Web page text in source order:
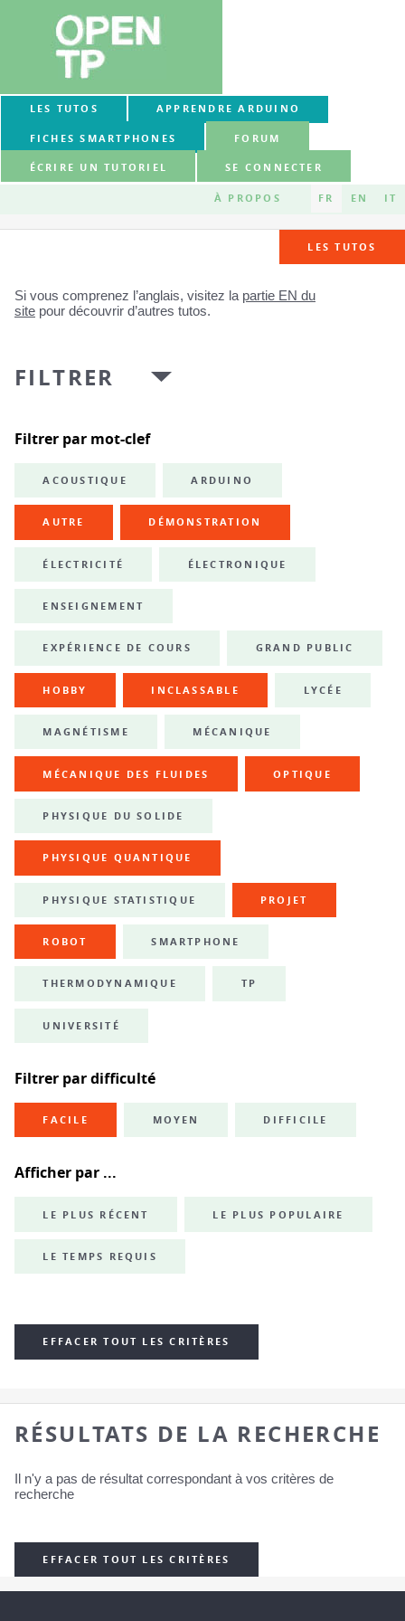
LES TUTOS APPRENDRE ARDUINO
FICHES SMARTPHONES FORUM
ÉCRIRE UN TUTORIEL SE CONNECTER
À PROPOS FR EN IT
LES TUTOS
Si vous comprenez l’anglais, visitez la partie EN du
site pour découvrir d’autres tutos.
FILTRER
Filtrer par mot-clef
ACOUSTIQUE ARDUINO
AUTRE DÉMONSTRATION
ÉLECTRICITÉ ÉLECTRONIQUE
ENSEIGNEMENT
EXPÉRIENCE DE COURS GRAND PUBLIC
HOBBY INCLASSABLE LYCÉE
MAGNÉTISME MÉCANIQUE
MÉCANIQUE DES FLUIDES OPTIQUE
PHYSIQUE DU SOLIDE
PHYSIQUE QUANTIQUE
PHYSIQUE STATISTIQUE PROJET
ROBOT SMARTPHONE
THERMODYNAMIQUE TP
UNIVERSITÉ
Filtrer par difficulté
FACILE MOYEN DIFFICILE
Afficher par ...
LE PLUS RÉCENT LE PLUS POPULAIRE
LE TEMPS REQUIS
EFFACER TOUT LES CRITÈRES
RÉSULTATS DE LA RECHERCHE
Il n'y a pas de résultat correspondant à vos critères de
recherche
EFFACER TOUT LES CRITÈRES